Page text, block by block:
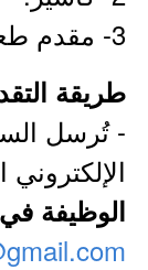
3- مقدم طعام.
طريقة
- تُرسل
الإلكتروني
الوظيفة